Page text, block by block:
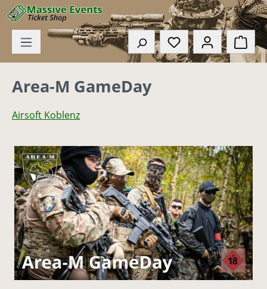
Zum Hauptinhalt springen
Du hast 0
Area-M GameDay
Airsoft Koblenz
Bildergalerie überspringen